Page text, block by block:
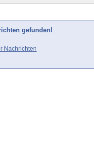
gefunden!
Nachrichten